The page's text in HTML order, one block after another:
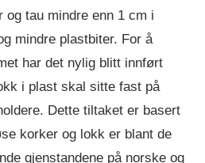
og tau mindre enn 1 cm i
mindre plastbiter. For å
har det nylig blitt innført
i plast skal sitte fast på
Dette tiltaket er basert
korker og lokk er blant de
gjenstandene på norske og